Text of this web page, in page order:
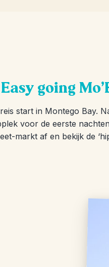
Easy going
start in Montego Bay.
voor de eerste
markt af en bekijk de